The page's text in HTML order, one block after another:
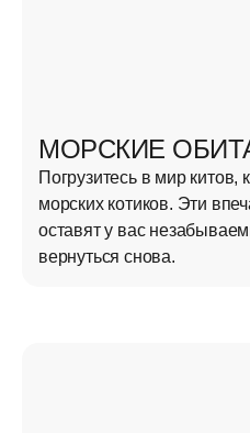
МОРСКИЕ
Погрузитесь в мир китов,
морских котиков. Эти
оставят у вас
вернуться снова.